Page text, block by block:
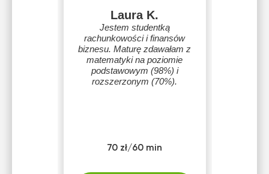
Laura K.
Jestem studentką
rachunkowości i finansów
biznesu. Maturę zdawałam z
matematyki na poziomie
podstawowym (98%) i
rozszerzonym (70%).
70 zł/60 min